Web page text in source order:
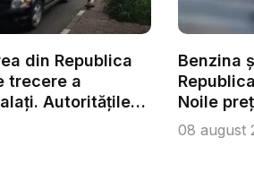
din Republica
trecere a
Autoritățile
Benzina
Noile
08 august